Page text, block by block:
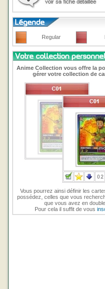
Regular
Anime Collection vous offre la
gérer votre collection de
Vous pourrez ainsi définir les
possédez, celles que vous
que vous avez en double.
Pour cela il suffit de vous